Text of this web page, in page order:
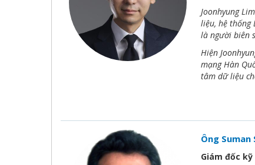
Joonhyung
liệu, hệ thống
là người biên
Hiện
mạng Hàn
tâm dữ liệu
Ông Suman
Giám đốc